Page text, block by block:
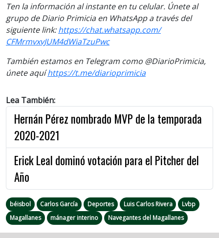
Ten la información al instante en tu celular. Únete al
grupo de Diario Primicia en WhatsApp a través del
siguiente link:https://chat.whatsapp.com/
CFMrmvxvJUM4dWiaTzuPwc
También estamos en Telegram como @DiarioPrimicia,
únete aquíhttps://t.me/diarioprimicia
Lea También:
Hernán Pérez nombrado MVP de la temporada
2020-2021
Erick Leal dominó votación para el Pitcher del
Año
béisbol Carlos García Deportes Luis Carlos Rivera
Lvbp
Magallanes
mánager interino Navegantes del Magallanes